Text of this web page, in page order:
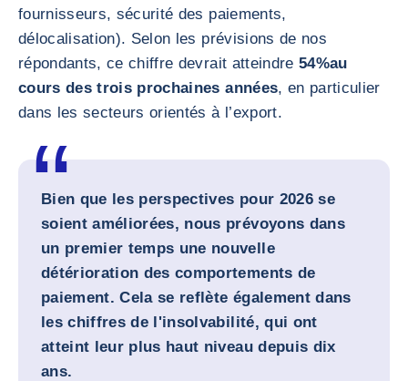
fournisseurs, sécurité des paiements,
délocalisation). Selon les prévisions de nos
répondants, ce chiffre devrait atteindre 54%au
cours des trois prochaines années, en particulier
dans les secteurs orientés à l’export.
Bien que les perspectives pour 2026 se
soient améliorées, nous prévoyons dans
un premier temps une nouvelle
détérioration des comportements de
paiement. Cela se reflète également dans
les chiffres de l'insolvabilité, qui ont
atteint leur plus haut niveau depuis dix
ans.